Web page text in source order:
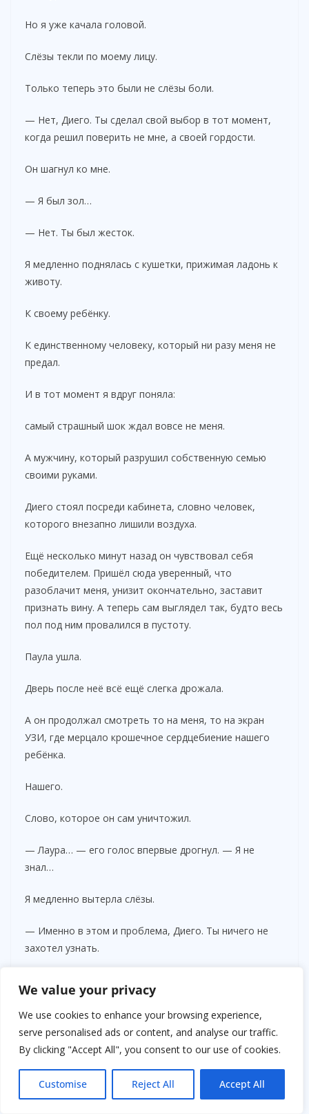
We value your privacy
We use cookies to enhance your browsing experience,
serve personalised ads or content, and analyse our traffic.
By clicking "Accept All", you consent to our use of cookies.
Customise Reject All Accept All
Но я уже качала головой.
Слёзы текли по моему лицу.
Только теперь это были не слёзы боли.
— Нет, Диего. Ты сделал свой выбор в тот момент,
когда решил поверить не мне, а своей гордости.
Он шагнул ко мне.
— Я был зол…
— Нет. Ты был жесток.
Я медленно поднялась с кушетки, прижимая ладонь к
животу.
К своему ребёнку.
К единственному человеку, который ни разу меня не
предал.
И в тот момент я вдруг поняла:
самый страшный шок ждал вовсе не меня.
А мужчину, который разрушил собственную семью
своими руками.
Диего стоял посреди кабинета, словно человек,
которого внезапно лишили воздуха.
Ещё несколько минут назад он чувствовал себя
победителем. Пришёл сюда уверенный, что
разоблачит меня, унизит окончательно, заставит
признать вину. А теперь сам выглядел так, будто весь
пол под ним провалился в пустоту.
Паула ушла.
Дверь после неё всё ещё слегка дрожала.
А он продолжал смотреть то на меня, то на экран
УЗИ, где мерцало крошечное сердцебиение нашего
ребёнка.
Нашего.
Слово, которое он сам уничтожил.
— Лаура… — его голос впервые дрогнул. — Я не
знал…
Я медленно вытерла слёзы.
— Именно в этом и проблема, Диего. Ты ничего не
захотел узнать.
делая вид, что проверяет документы, хотя прекрасно
понимала: сейчас рушится не просто брак. Сейчас
рушится вся ложь, на которой держался этот
человек.
ADVERTISEMENT